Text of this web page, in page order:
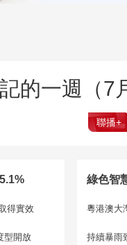
的一週（7
聯播+
得實效
型開放
綠色智
粵港澳大
持續暴雨